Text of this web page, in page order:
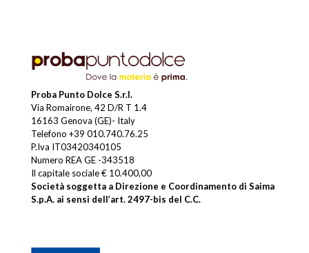
Proba Punto Dolce S.r.l.
Via Romairone, 42 D/R T 1.4
16163 Genova (GE)- Italy
Telefono +39 010.740.76.25
P.Iva IT03420340105
Numero REA GE -343518
Il capitale sociale € 10.400,00
Società soggetta a Direzione e Coordinamento di Saima
S.p.A. ai sensi dell’art. 2497-bis del C.C.